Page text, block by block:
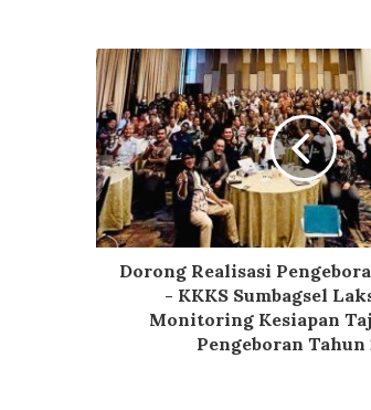
Dorong Realisasi
- KKKS Sumbagsel
Monitoring Kesiapan
Pengeboran Tahun